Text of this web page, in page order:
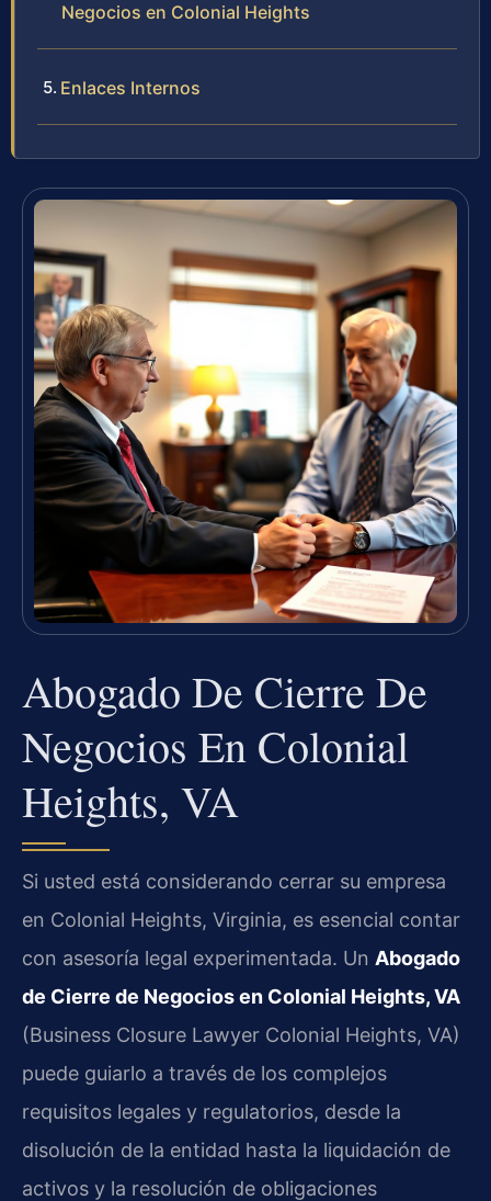
Negocios en Colonial Heights
Enlaces Internos
Abogado De Cierre De
Negocios En Colonial
Heights, VA
Si usted está considerando cerrar su empresa
en Colonial Heights, Virginia, es esencial contar
con asesoría legal experimentada. Un Abogado
de Cierre de Negocios en Colonial Heights, VA
(Business Closure Lawyer Colonial Heights, VA)
puede guiarlo a través de los complejos
requisitos legales y regulatorios, desde la
disolución de la entidad hasta la liquidación de
activos y la resolución de obligaciones